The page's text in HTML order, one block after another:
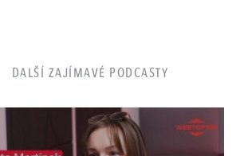
DALŠÍ ZAJÍMAVÉ PODCASTY